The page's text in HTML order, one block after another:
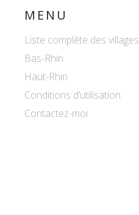
MENU
Liste complète des villages
Bas-Rhin
Haut-Rhin
Conditions d’utilisation
Contactez-moi